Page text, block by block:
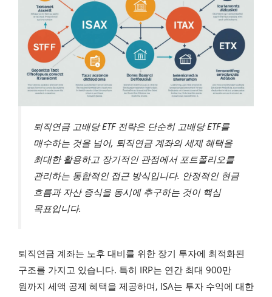
퇴직연금 고배당 ETF 전략은 단순히 고배당 ETF를
매수하는 것을 넘어, 퇴직연금 계좌의 세제 혜택을
최대한 활용하고 장기적인 관점에서 포트폴리오를
관리하는 통합적인 접근 방식입니다. 안정적인 현금
흐름과 자산 증식을 동시에 추구하는 것이 핵심
목표입니다.
퇴직연금 계좌는 노후 대비를 위한 장기 투자에 최적화된
구조를 가지고 있습니다. 특히 IRP는 연간 최대 900만
원까지 세액 공제 혜택을 제공하며, ISA는 투자 수익에 대한